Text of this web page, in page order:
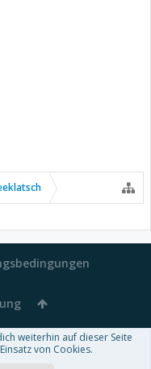
von xenDach
weiterhin auf dieser Seite
von Cookies.